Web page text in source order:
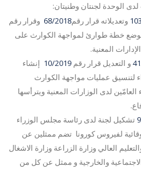
الوحدة لجنتان وطنيتان:
وتعديلاته قرار رقم68/2018 وقرار رقم
خطة طوارئ لمواجهة الكوارث على
المعنية.
و التعديل قرار رقم 10/2019 إنشاء
لتنسيق عمليات مواجهة الكوارث
لدى الوزارات المعنية ويترأسها
تشكيل لجنة لدى رئاسة مجلس الوزراء
لفيروس كورونا تضم ممثلين عن
العالي وزارة الزراعة وزارة الاشغال
والخارجية و ممثل عن كل من